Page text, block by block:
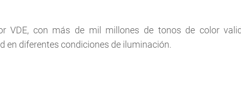
VDE, con más de mil millones de tonos de color
en diferentes condiciones de iluminación.